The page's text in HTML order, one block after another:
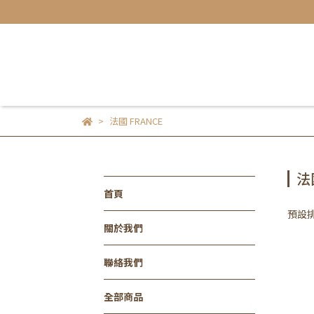
法國 FRANCE
首頁
關於我們
聯絡我們
全部商品
預設